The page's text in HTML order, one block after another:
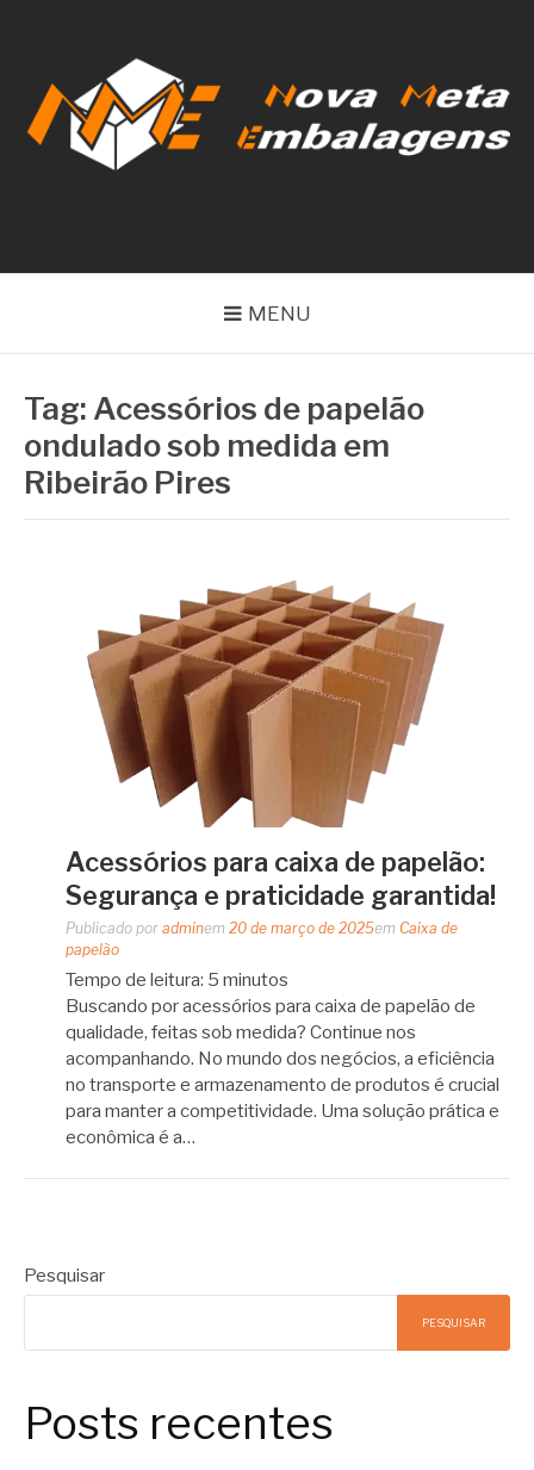
conteúdo
MENU
Tag: Acessórios de papelão
ondulado sob medida em
Ribeirão Pires
Acessórios para caixa de papelão:
Segurança e praticidade garantida!
Publicado por adminem 20 de março de 2025em Caixa de
papelão
Tempo de leitura: 5 minutos
Buscando por acessórios para caixa de papelão de
qualidade, feitas sob medida? Continue nos
acompanhando. No mundo dos negócios, a eficiência
no transporte e armazenamento de produtos é crucial
para manter a competitividade. Uma solução prática e
econômica é a…
Pesquisar
PESQUISAR
Posts recentes